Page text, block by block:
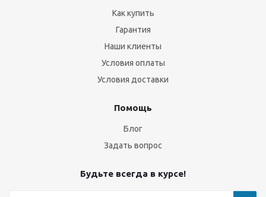
Как купить
Гарантия
Наши клиенты
Условия оплаты
Условия доставки
Помощь
Блог
Задать вопрос
Будьте всегда в курсе!